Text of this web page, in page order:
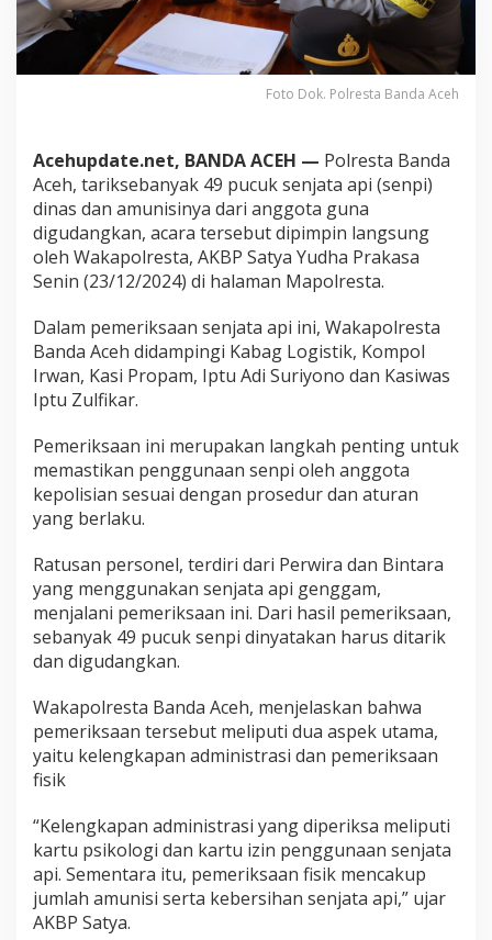
i
4
9
u
k
S
e
n
j
a
t
d
a
n
G
a
n
g
k
Foto Dok. Polresta Banda Aceh
Acehupdate.net, BANDA ACEH — Polresta Banda
Aceh, tariksebanyak 49 pucuk senjata api (senpi)
dinas dan amunisinya dari anggota guna
digudangkan, acara tersebut dipimpin langsung
oleh Wakapolresta, AKBP Satya Yudha Prakasa
Senin (23/12/2024) di halaman Mapolresta.
Dalam pemeriksaan senjata api ini, Wakapolresta
Banda Aceh didampingi Kabag Logistik, Kompol
Irwan, Kasi Propam, Iptu Adi Suriyono dan Kasiwas
Iptu Zulfikar.
Pemeriksaan ini merupakan langkah penting untuk
memastikan penggunaan senpi oleh anggota
kepolisian sesuai dengan prosedur dan aturan
yang berlaku.
Ratusan personel, terdiri dari Perwira dan Bintara
yang menggunakan senjata api genggam,
menjalani pemeriksaan ini. Dari hasil pemeriksaan,
sebanyak 49 pucuk senpi dinyatakan harus ditarik
dan digudangkan.
Wakapolresta Banda Aceh, menjelaskan bahwa
pemeriksaan tersebut meliputi dua aspek utama,
yaitu kelengkapan administrasi dan pemeriksaan
fisik
“Kelengkapan administrasi yang diperiksa meliputi
kartu psikologi dan kartu izin penggunaan senjata
api. Sementara itu, pemeriksaan fisik mencakup
jumlah amunisi serta kebersihan senjata api,” ujar
AKBP Satya.